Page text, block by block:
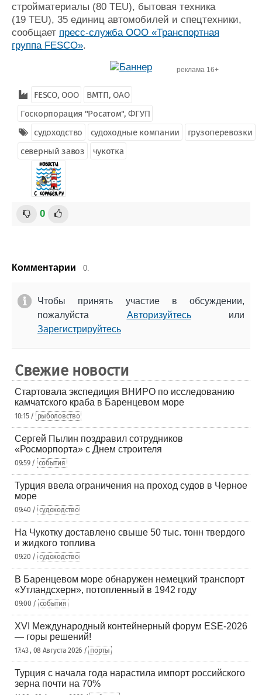
стройматериалы (80 TEU), бытовая техника
(19 TEU), 35 единиц автомобилей и спецтехники,
сообщает пресс-служба ООО «Транспортная
группа FESCO».
реклама 16+
FESCO, ООО
ВМТП, ОАО
Госкорпорация "Росатом", ФГУП
судоходство
судоходные компании
грузоперевозки
северный завоз
чукотка
0
Комментарии 0.
Чтобы принять участие в обсуждении,
пожалуйста Авторизуйтесьили
Зарегистрируйтесь
Свежие новости
Стартовала экспедиция ВНИРО по исследованию
камчатского краба в Баренцевом море
10:15 / рыболовство
Сергей Пылин поздравил сотрудников
«Росморпорта» с Днем строителя
09:59 / события
Турция ввела ограничения на проход судов в Черное
море
09:40 / судоходство
На Чукотку доставлено свыше 50 тыс. тонн твердого
и жидкого топлива
09:20 / судоходство
В Баренцевом море обнаружен немецкий транспорт
«Утландсхерн», потопленный в 1942 году
09:00 / события
XVI Международный контейнерный форум ESE-2026
— горы решений!
17:43 , 08 Августа 2026 / порты
Турция с начала года нарастила импорт российского
зерна почти на 70%